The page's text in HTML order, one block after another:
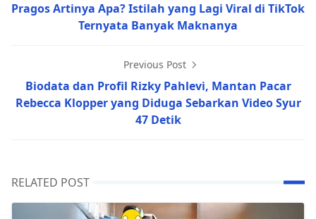
Pragos Artinya Apa? Istilah yang Lagi Viral di TikTok
Ternyata Banyak Maknanya
Previous Post
Biodata dan Profil Rizky Pahlevi, Mantan Pacar
Rebecca Klopper yang Diduga Sebarkan Video Syur
47 Detik
RELATED POST